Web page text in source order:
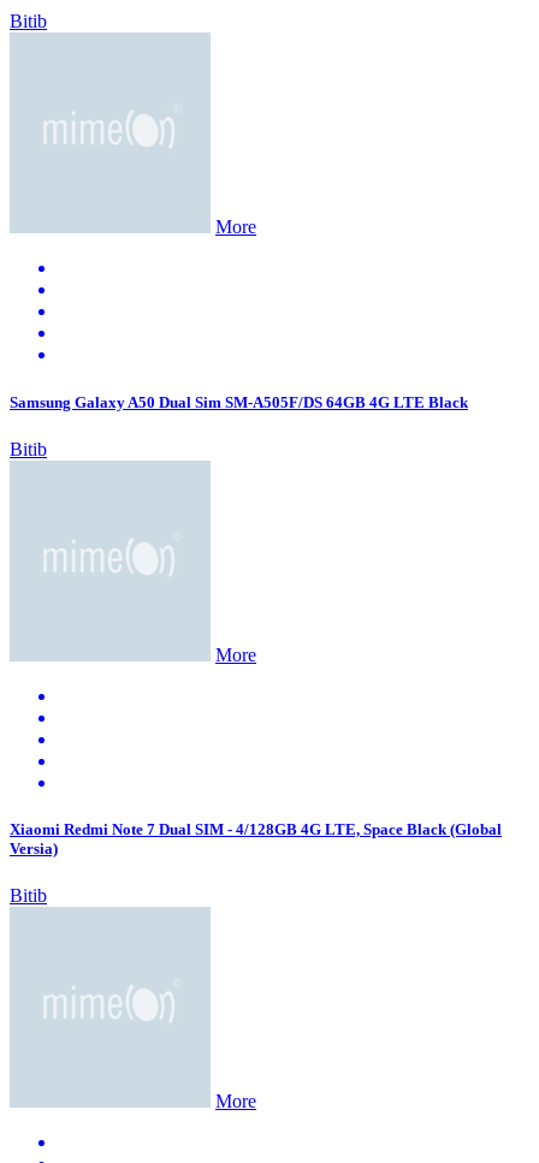
Bitib
More
Samsung Galaxy A50 Dual Sim SM-A505F/DS 64GB 4G LTE Black
Bitib
More
Xiaomi Redmi Note 7 Dual SIM - 4/128GB 4G LTE, Space Black (Global
Versia)
Bitib
More